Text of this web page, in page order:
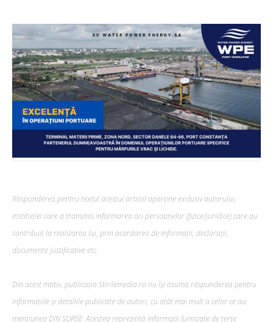
Răspunderea pentru textul acestui articol aparține exclusiv autorului,
instituției care a transmis informarea ori persoanelor (fizice/juridice) care au
contribuit la realizarea lui, prin acordarea de informații, declarații,
documente justificative etc.
Din acest motiv, publicația Stirilemedia.ro nu își asumă răspunderea pentru
informațiile și detaliile publicate de autori, cu atât mai mult a celor ce au
mențiunea DIN SURSE. Acestea reprezintă informații furnizate de terțe